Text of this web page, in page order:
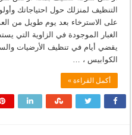
التنظيف لمنزلك حول احتياجاتك
على الاسترخاء بعد يوم طويل من
الغبار الموجودة في الزاوية التي
يقضي أيام في تنظيف الأرضيات
الكوابيس ، …
أكمل القراءة »